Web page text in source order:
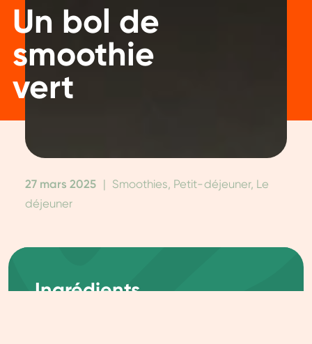
Un bol de
smoothie
vert
27 mars 2025
Smoothies, Petit-déjeuner, Le
déjeuner
Ingrédients